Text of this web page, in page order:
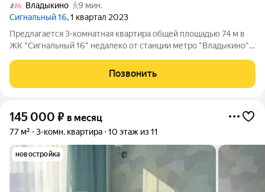
Владыкино
9 мин.
Сигнальный 16, 1 квартал 2023
Предлагается 3-комнатная квартира общей площадью 74 м в
ЖК "Сигнальный 16" недалеко от станции метро "Владыкино".
необходимая мебель. Кухонный гарнитур оснащен
посудомоечной машиной, духовой печью.
Позвонить
145 000 ₽ в месяц
77 м² 3-комн. квартира 10 этаж из 11
новостройка